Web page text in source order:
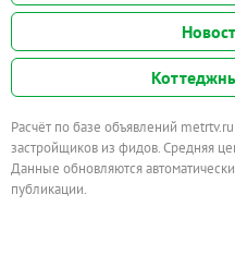
Расчёт по базе объявлений
застройщиков из фидов. Средняя
Данные обновляются
публикации.